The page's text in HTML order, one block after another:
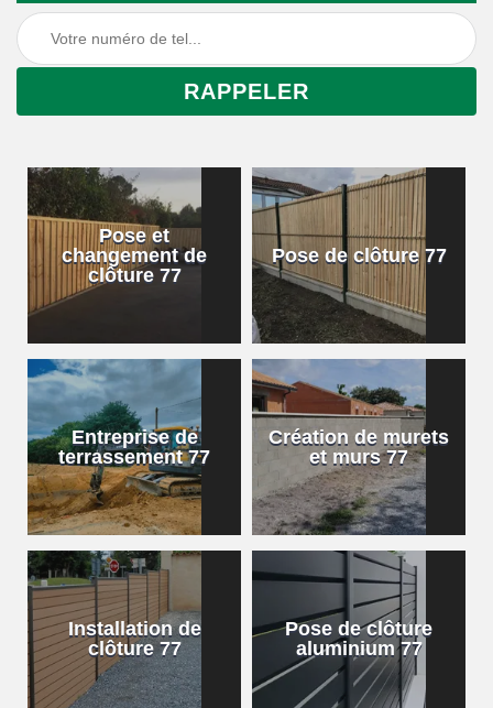
Pose et
changement de
clôture 77
Pose de clôture 77
Entreprise de
terrassement 77
Création de murets
et murs 77
Installation de
clôture 77
Pose de clôture
aluminium 77